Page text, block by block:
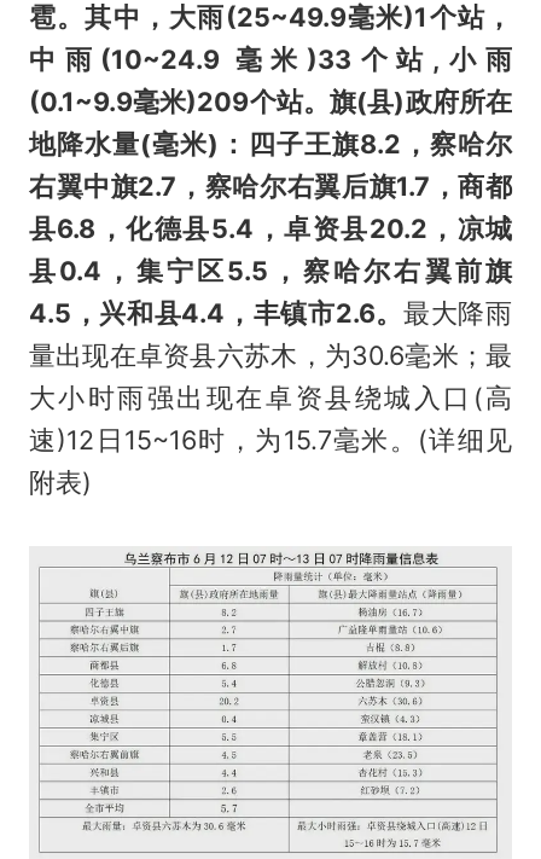
雹。其中，大雨(25~49.9毫米)1个站，
中雨(10~24.9 毫米)33个站,小雨
(0.1~9.9毫米)209个站。旗(县)政府所在
地降水量(毫米)：四子王旗8.2，察哈尔
右翼中旗2.7，察哈尔右翼后旗1.7，商都
县6.8，化德县5.4，卓资县20.2，凉城
县0.4，集宁区5.5，察哈尔右翼前旗
4.5，兴和县4.4，丰镇市2.6。最大降雨
量出现在卓资县六苏木，为30.6毫米；最
大小时雨强出现在卓资县绕城入口(高
速)12日15~16时，为15.7毫米。(详细见
附表)